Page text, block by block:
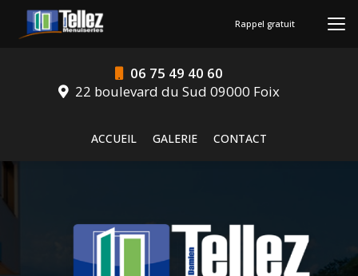
contenu
06 75 49 40 60
22 boulevard du Sud 09000 Foix
ACCUEIL
GALERIE CONTACT
Rappel gratuit